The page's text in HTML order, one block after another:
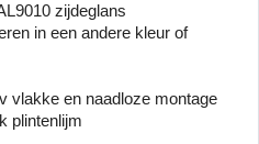
zijdeglans
in een andere kleur of
vlakke en naadloze montage
plintenlijm